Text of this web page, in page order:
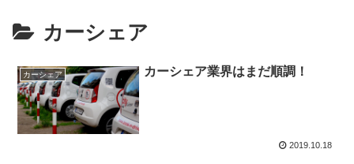
カーシェア
カーシェア カーシェア業界はまだ順調！
2019.10.18